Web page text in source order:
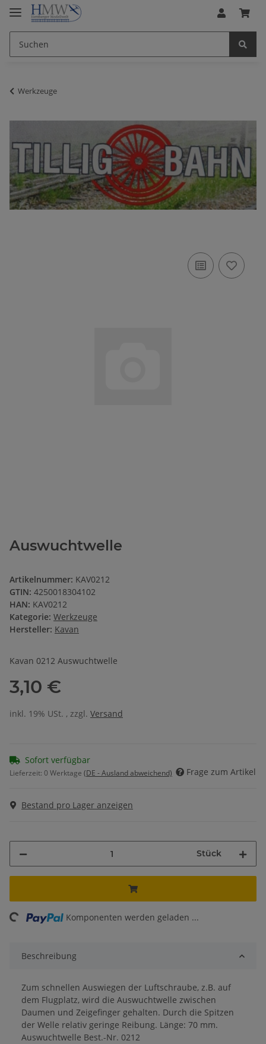
Werkzeuge
Auswuchtwelle
Artikelnummer: KAV0212
GTIN: 4250018304102
HAN: KAV0212
Kategorie: Werkzeuge
Hersteller: Kavan
Kavan 0212 Auswuchtwelle
3,10 €
inkl. 19% USt. , zzgl. Versand
Sofort verfügbar
Lieferzeit: 0 Werktage (DE - Ausland abweichend) Frage zum Artikel
Bestand pro Lager anzeigen
Stück
Komponenten werden geladen ...
Beschreibung
Zum schnellen Auswiegen der Luftschraube, z.B. auf
dem Flugplatz, wird die Auswuchtwelle zwischen
Daumen und Zeigefinger gehalten. Durch die Spitzen
der Welle relativ geringe Reibung. Länge: 70 mm.
Auswuchtwelle Best.-Nr. 0212